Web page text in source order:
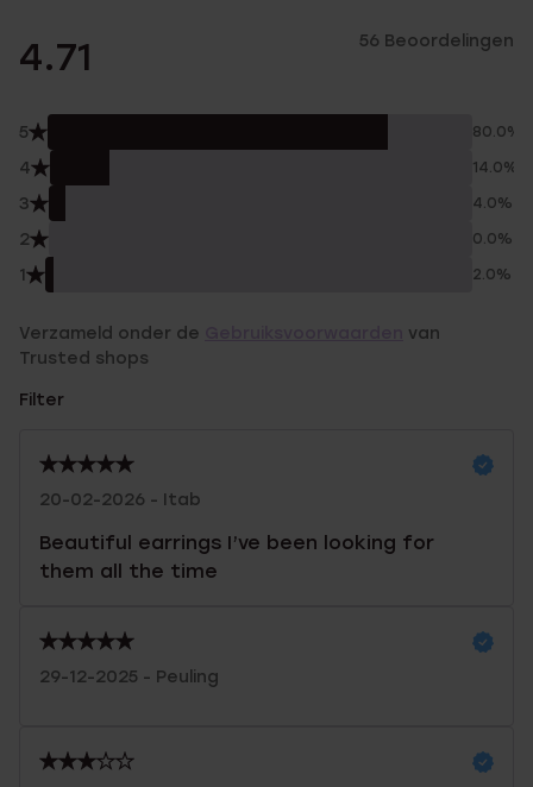
4.71 56 Beoordelingen
5 80.0%
4 14.0%
3 4.0%
2 0.0%
1 2.0%
Verzameld onder de
van
Trusted shops
Filter
20-02-2026 - Itab
Beautiful earrings I’ve been looking for
them all the time
29-12-2025 - Peuling